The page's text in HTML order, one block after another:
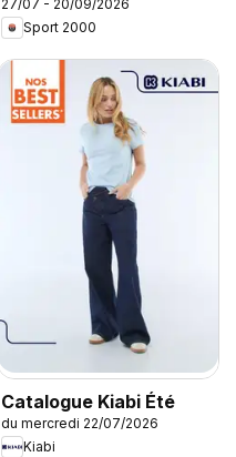
27/07 - 20/09/2026
Sport 2000
Catalogue Kiabi Été
du mercredi 22/07/2026
Kiabi